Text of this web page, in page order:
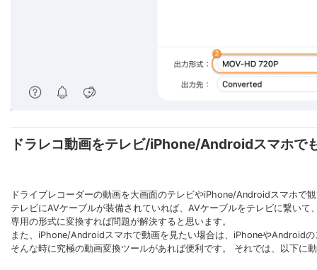
ドラレコ動画をテレビ/iPhone/Androidスマホで
ドライブレコーダーの動画を大画面のテレビやiPhone/Androidスマホで
テレビにAVケーブルが装備されていれば、AVケーブルをテレビに繋い
専用の形式に変換すれば問題が解決すると思います。
また、iPhone/Androidスマホで動画を見たい場合は、iPhoneやAndroid
そんな時に究極の動画変換ツールがあれば便利です。 それでは、以下に